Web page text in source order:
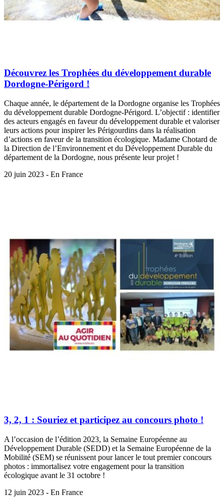
Découvrez les Trophées du développement durable
Dordogne-Périgord !
Chaque année, le département de la Dordogne organise les Trophées
du développement durable Dordogne-Périgord. L’objectif : identifier
des acteurs engagés en faveur du développement durable et valoriser
leurs actions pour inspirer les Périgourdins dans la réalisation
d’actions en faveur de la transition écologique. Madame Chotard de
la Direction de l’Environnement et du Développement Durable du
département de la Dordogne, nous présente leur projet !
20 juin 2023 - En France
3, 2, 1 : Souriez et participez au concours photo !
A l’occasion de l’édition 2023, la Semaine Européenne au
Développement Durable (SEDD) et la Semaine Européenne de la
Mobilité (SEM) se réunissent pour lancer le tout premier concours
photos : immortalisez votre engagement pour la transition
écologique avant le 31 octobre !
12 juin 2023 - En France